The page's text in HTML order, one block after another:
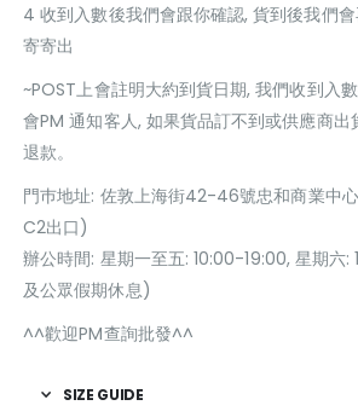
4 收到入數後我們會跟你確認, 貨到後我們
寄寄出
~POST上會註明大約到貨日期, 我們收到入
會PM 通知客人, 如果貨品訂不到或供應商出
退款。
門巿地址: 佐敦上海街42-46號忠和商業中
C2出口)
辦公時間: 星期一至五: 10:00-19:00, 星期六
及公眾假期休息)
^^歡迎PM查詢批發^^
SIZE GUIDE